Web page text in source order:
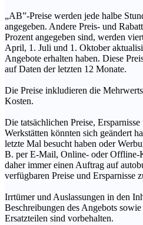
„AB”-Preise werden jede halbe
angegeben. Andere Preis- und
Prozent angegeben sind, werden
April, 1. Juli und 1. Oktober
Angebote erhalten haben. Diese
auf Daten der letzten 12 Monate.
Die Preise inkludieren die
Kosten.
Die tatsächlichen Preise,
Werkstätten könnten sich geändert
letzte Mal besucht haben oder
B. per E-Mail, Online- oder Offline-
daher immer einen Auftrag auf
verfügbaren Preise und Ersparnisse
Irrtümer und Auslassungen in den
Beschreibungen des Angebots
Ersatzteilen sind vorbehalten.